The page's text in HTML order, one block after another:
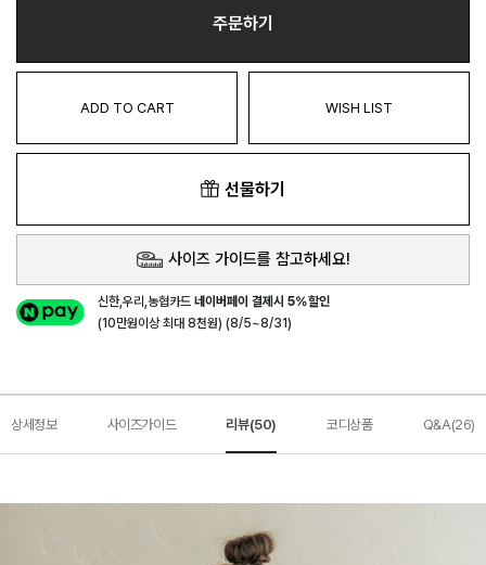
주문하기
ADD TO CART WISH LIST
선물하기
사이즈 가이드를 참고하세요!
신한,우리,농협카드네이버페이 결제시 5%할인
(10만원이상 최대 8천원) (8/5~8/31)
상세정보 사이즈가이드 리뷰(50) 코디상품 Q&A(26)